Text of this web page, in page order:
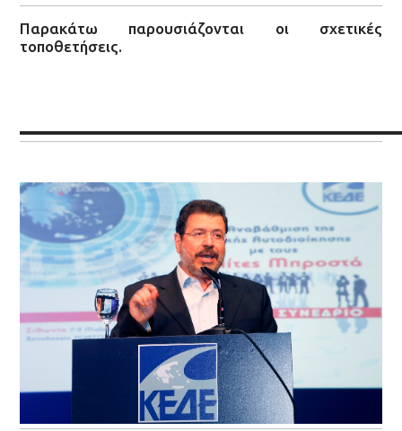
Παρακάτω παρουσιάζονται οι σχετικές
τοποθετήσεις.